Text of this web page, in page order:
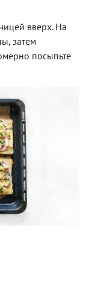
вверх. На
затем
посыпьте